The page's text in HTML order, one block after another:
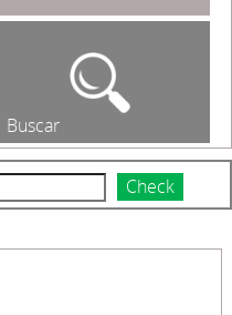
Buscar
Check